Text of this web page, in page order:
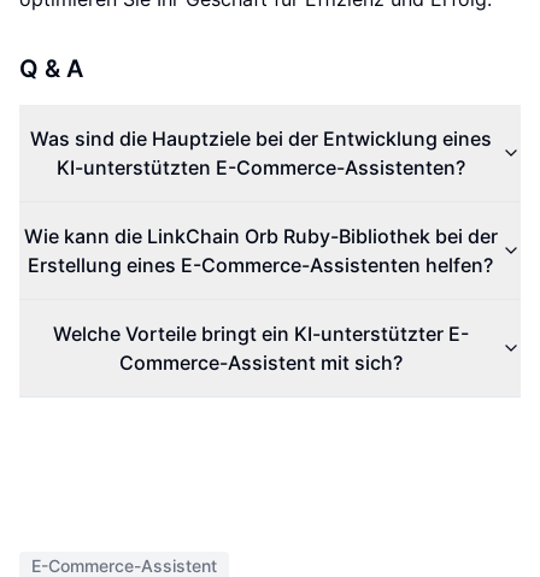
Q & A
Was sind die Hauptziele bei der Entwicklung eines
KI-unterstützten E-Commerce-Assistenten?
Wie kann die LinkChain Orb Ruby-Bibliothek bei der
Erstellung eines E-Commerce-Assistenten helfen?
Welche Vorteile bringt ein KI-unterstützter E-
Commerce-Assistent mit sich?
E-Commerce-Assistent